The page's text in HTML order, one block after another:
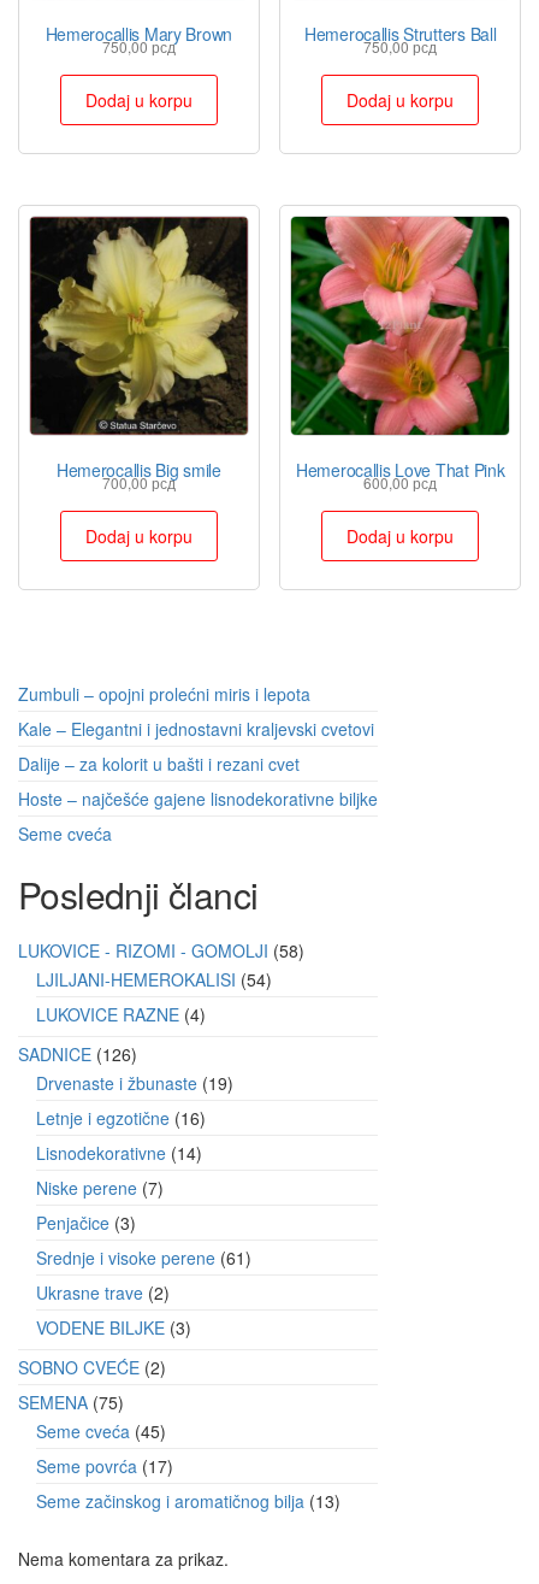
Hemerocallis Mary Brown
750,00рсд
Dodaj u korpu
Hemerocallis Strutters Ball
750,00рсд
Dodaj u korpu
Hemerocallis Big smile
700,00рсд
Dodaj u korpu
Hemerocallis Love That Pink
600,00рсд
Dodaj u korpu
Zumbuli – opojni prolećni miris i lepota
Kale – Elegantni i jednostavni kraljevski cvetovi
Dalije – za kolorit u bašti i rezani cvet
Hoste – najčešće gajene lisnodekorativne biljke
Seme cveća
Poslednji članci
LUKOVICE - RIZOMI - GOMOLJI 58
LJILJANI-HEMEROKALISI 54
LUKOVICE RAZNE 4
SADNICE 126
Drvenaste i žbunaste 19
Letnje i egzotične 16
Lisnodekorativne 14
Niske perene 7
Penjačice 3
Srednje i visoke perene 61
Ukrasne trave 2
VODENE BILJKE 3
SOBNO CVEĆE 2
SEMENA 75
Seme cveća 45
Seme povrća 17
Seme začinskog i aromatičnog bilja 13
Nema komentara za prikaz.